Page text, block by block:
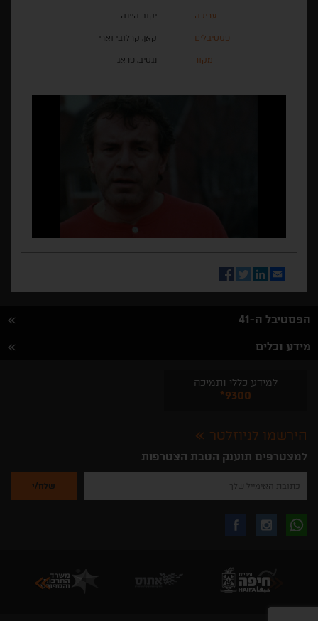
עריכה יקוב היינה
פסטיבלים קאן, קרלובי וארי
מקור נגטיב, פראג
Email
LinkedIn
Twitter
Facebook
הפסטיבל ה-41
מידע וכלים
למידע כללי ותמיכה
*9300
הירשמו לניוזלטר
למצטרפים תוענק הטבת הצטרפות
להזין
שלך
להרשמה
לקבלת
באינסטגרם
עקבו
בפייסבוק